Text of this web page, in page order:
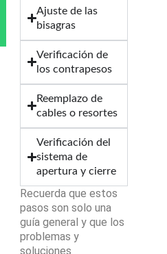
Ajuste de las
bisagras
Verificación de
los contrapesos
Reemplazo de
cables o resortes
Verificación del
sistema de
apertura y cierre
Recuerda que estos
pasos son solo una
guía general y que los
problemas y
soluciones